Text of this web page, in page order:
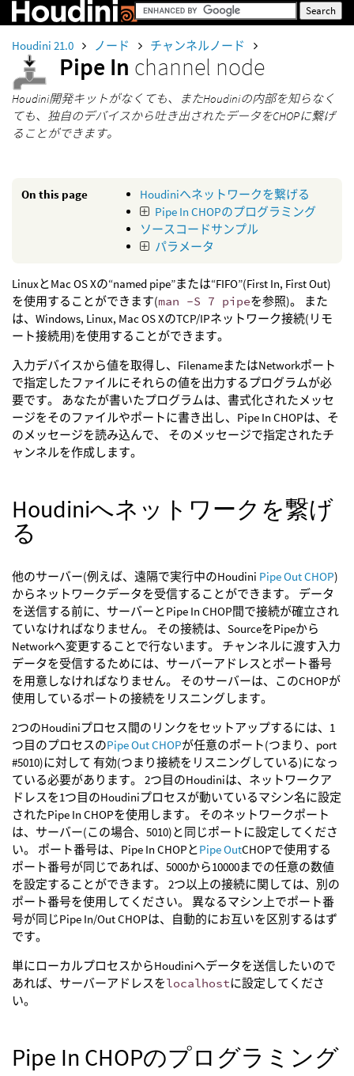
Houdini 21.0 ノード チャンネルノード
Pipe In channel node
Houdini開発キットがなくても、またHoudiniの内部を知らなく
ても、独自のデバイスから吐き出されたデータをCHOPに繋げ
ることができます。
On this page
Houdiniへネットワークを繋げる
Pipe In CHOPのプログラミング
ソースコードサンプル
パラメータ
LinuxとMac OS Xの“named pipe”または“FIFO”(First In, First Out)
を使用することができます(man -S 7 pipeを参照)。 また
は、Windows, Linux, Mac OS XのTCP/IPネットワーク接続(リモ
ート接続用)を使用することができます。
入力デバイスから値を取得し、FilenameまたはNetworkポート
で指定したファイルにそれらの値を出力するプログラムが必
要です。 あなたが書いたプログラムは、書式化されたメッセ
ージをそのファイルやポートに書き出し、Pipe In CHOPは、そ
のメッセージを読み込んで、 そのメッセージで指定されたチ
ャンネルを作成します。
Houdiniへネットワークを繋げ
る
他のサーバー(例えば、遠隔で実行中のHoudini Pipe Out CHOP)
からネットワークデータを受信することができます。 データ
を送信する前に、サーバーとPipe In CHOP間で接続が確立され
ていなければなりません。 その接続は、SourceをPipeから
Networkへ変更することで行ないます。 チャンネルに渡す入力
データを受信するためには、サーバーアドレスとポート番号
を用意しなければなりません。 そのサーバーは、このCHOPが
使用しているポートの接続をリスニングします。
2つのHoudiniプロセス間のリンクをセットアップするには、1
つ目のプロセスのPipe Out CHOPが任意のポート(つまり、port
#5010)に対して 有効(つまり接続をリスニングしている)になっ
ている必要があります。 2つ目のHoudiniは、ネットワークア
ドレスを1つ目のHoudiniプロセスが動いているマシン名に設定
されたPipe In CHOPを使用します。 そのネットワークポート
は、サーバー(この場合、5010)と同じポートに設定してくださ
い。 ポート番号は、Pipe In CHOPとPipe OutCHOPで使用する
ポート番号が同じであれば、5000から10000までの任意の数値
を設定することができます。 2つ以上の接続に関しては、別の
ポート番号を使用してください。 異なるマシン上でポート番
号が同じPipe In/Out CHOPは、自動的にお互いを区別するはず
です。
単にローカルプロセスからHoudiniへデータを送信したいので
あれば、サーバーアドレスをlocalhostに設定してくださ
い。
Pipe In CHOPのプログラミング